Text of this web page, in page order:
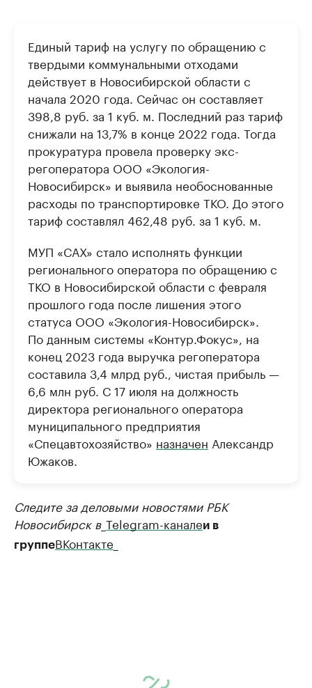
Единый тариф на услугу по обращению с
твердыми коммунальными отходами
действует в Новосибирской области с
начала 2020 года. Сейчас он составляет
398,8 руб. за 1 куб. м. Последний раз тариф
снижали на 13,7% в конце 2022 года. Тогда
прокуратура провела проверку экс-
регоператора ООО «Экология-
Новосибирск» и выявила необоснованные
расходы по транспортировке ТКО. До этого
тариф составлял 462,48 руб. за 1 куб. м.
МУП «САХ» стало исполнять функции
регионального оператора по обращению с
ТКО в Новосибирской области с февраля
прошлого года после лишения этого
статуса ООО «Экология-Новосибирск».
По данным системы «Контур.Фокус», на
конец 2023 года выручка регоператора
составила 3,4 млрд руб., чистая прибыль —
6,6 млн руб. С 17 июля на должность
директора регионального оператора
муниципального предприятия
«Спецавтохозяйство» назначен Александр
Южаков.
Следите за деловыми новостями РБК
Новосибирск в_ Telegram-каналеи в
группеВКонтакте